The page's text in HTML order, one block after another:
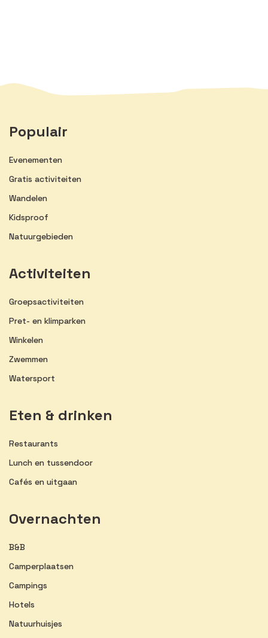
Populair
Evenementen
Gratis activiteiten
Wandelen
Kidsproof
Natuurgebieden
Activiteiten
Groepsactiviteiten
Pret- en klimparken
Winkelen
Zwemmen
Watersport
Eten & drinken
Restaurants
Lunch en tussendoor
Cafés en uitgaan
Overnachten
B&B
Camperplaatsen
Campings
Hotels
Natuurhuisjes